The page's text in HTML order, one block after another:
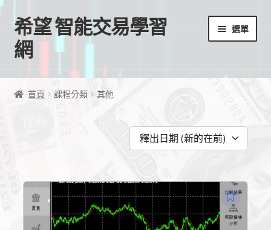
跳
至
導
跳
至
主
容
希望 智能交易學習
網
選單
首頁
EA授權檔案
首頁 課程分類 其他
釋出日期 (新的在前)